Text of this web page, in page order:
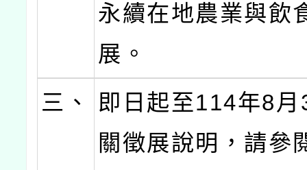
永續在地農業與飲
展。
三、
即日起至114年8
關徵展說明，請參